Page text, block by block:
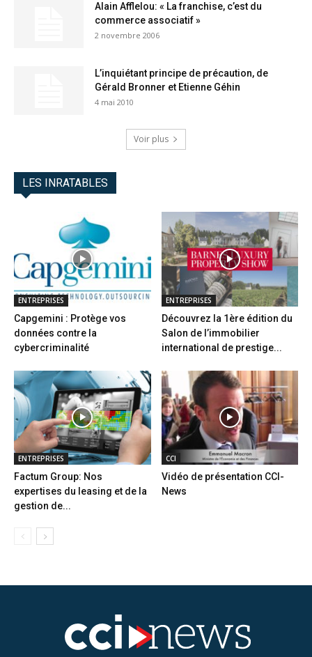
Alain Afflelou: « La franchise, c’est du
commerce associatif »
2 novembre 2006
L’inquiétant principe de précaution, de
Gérald Bronner et Etienne Géhin
4 mai 2010
Voir plus
LES INRATABLES
ENTREPRISES
Capgemini : Protège vos
données contre la
cybercriminalité
ENTREPRISES
Découvrez la 1ère édition du
Salon de l’immobilier
international de prestige...
ENTREPRISES
Factum Group: Nos
expertises du leasing et de la
gestion de...
CCI
Vidéo de présentation CCI-
News